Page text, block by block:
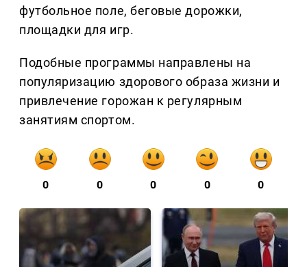
футбольное поле, беговые дорожки,
площадки для игр.
Подобные программы направлены на
популяризацию здорового образа жизни и
привлечение горожан к регулярным
занятиям спортом.
0 0 0 0 0